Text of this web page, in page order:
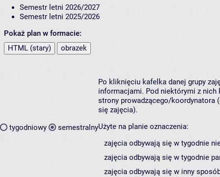
Semestr letni 2026/2027
Semestr letni 2025/2026
Pokaż plan w formacie:
HTML (stary)
obrazek
tygodniowy semestralny
Po kliknięciu kafelka danej grupy
informacjami. Pod niektórymi z nich
strony prowadzącego/koordynatora
się zajęcia).
Użyte na planie oznaczenia:
zajęcia odbywają się w tygodnie
zajęcia odbywają się w tygodnie
zajęcia odbywają się w inny